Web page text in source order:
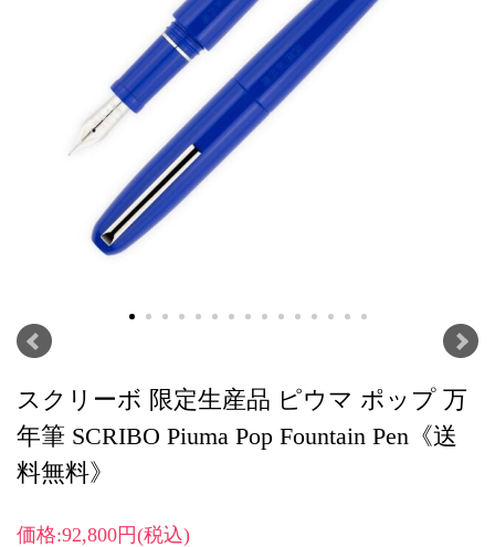
スクリーボ 限定生産品 ピウマ ポップ 万
年筆 SCRIBO Piuma Pop Fountain Pen《送
料無料》
価格:92,800円(税込)